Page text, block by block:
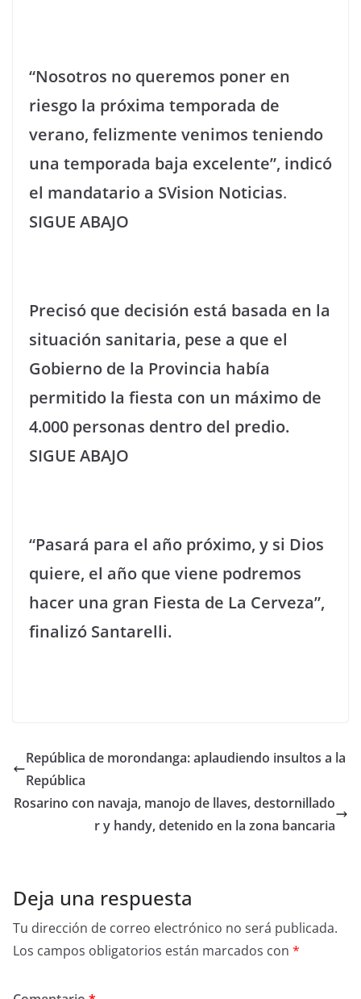
“Nosotros no queremos poner en
riesgo la próxima temporada de
verano, felizmente venimos teniendo
una temporada baja excelente”, indicó
el mandatario a SVision Noticias.
SIGUE ABAJO
Precisó que decisión está basada en la
situación sanitaria, pese a que el
Gobierno de la Provincia había
permitido la fiesta con un máximo de
4.000 personas dentro del predio.
SIGUE ABAJO
“Pasará para el año próximo, y si Dios
quiere, el año que viene podremos
hacer una gran Fiesta de La Cerveza”,
finalizó Santarelli.
República de morondanga: aplaudiendo insultos a la
República
Rosarino con navaja, manojo de llaves, destornillado
r y handy, detenido en la zona bancaria
Deja una respuesta
Tu dirección de correo electrónico no será publicada.
Los campos obligatorios están marcados con *